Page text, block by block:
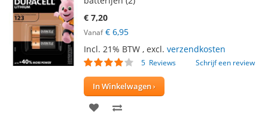
€ 7,20
Vanaf € 6,95
Incl. 21% BTW , excl. verzendkosten
Waardering:
5 Reviews Schrijf een review
In Winkelwagen
VOEG